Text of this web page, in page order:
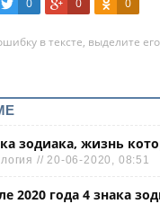
0 0 0
в тексте, выделите
зодиака, жизнь
// 20-06-2020, 08:51
2020 года 4 знака